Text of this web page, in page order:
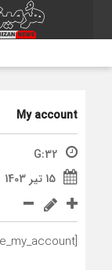
My account
G:32
15 تیر 1403
[woocommerce_my_account]